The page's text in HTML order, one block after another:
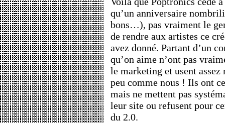
qu’un anniversaire
bons…), pas vraiment le
de rendre aux artistes ce
avez donné. Partant d’un
qu’on aime n’ont pas
le marketing et usent
peu comme nous ! Ils ont
mais ne mettent pas
leur site ou refusent pour
du 2.0.